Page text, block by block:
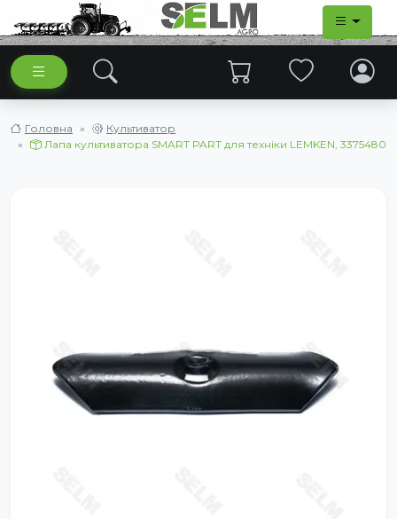
Головна
Культиватор
Лапа культиватора SMART PART для техніки LEMKEN, 3375480